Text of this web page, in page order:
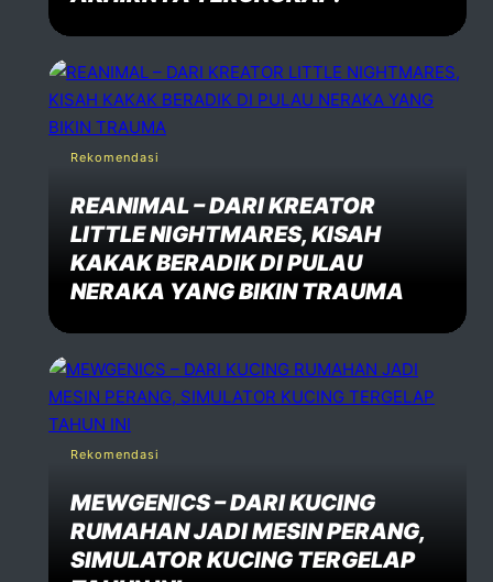
Rekomendasi
REANIMAL – DARI KREATOR
LITTLE NIGHTMARES, KISAH
KAKAK BERADIK DI PULAU
NERAKA YANG BIKIN TRAUMA
Rekomendasi
MEWGENICS – DARI KUCING
RUMAHAN JADI MESIN PERANG,
SIMULATOR KUCING TERGELAP